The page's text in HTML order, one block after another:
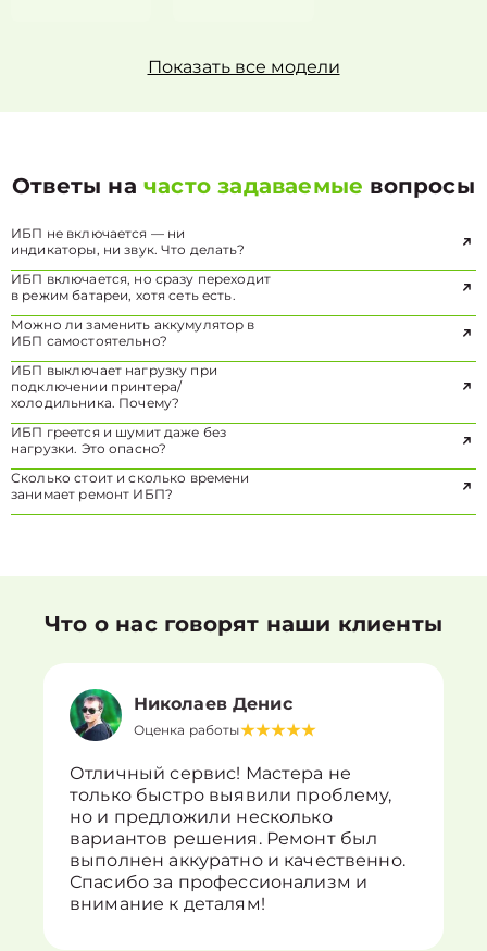
Показать все модели
Ответы начасто задаваемые вопросы
ИБП не включается — ни
индикаторы, ни звук. Что делать?
ИБП включается, но сразу переходит
в режим батареи, хотя сеть есть.
Можно ли заменить аккумулятор в
ИБП самостоятельно?
ИБП выключает нагрузку при
подключении принтера/
холодильника. Почему?
ИБП греется и шумит даже без
нагрузки. Это опасно?
Сколько стоит и сколько времени
занимает ремонт ИБП?
Что о нас говорят наши клиенты
Николаев Денис
Оценка работы
Отличный сервис! Мастера не
только быстро выявили проблему,
но и предложили несколько
вариантов решения. Ремонт был
выполнен аккуратно и качественно.
Спасибо за профессионализм и
внимание к деталям!